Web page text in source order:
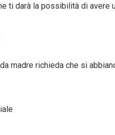
darà la possibilità di avere
madre richieda che si